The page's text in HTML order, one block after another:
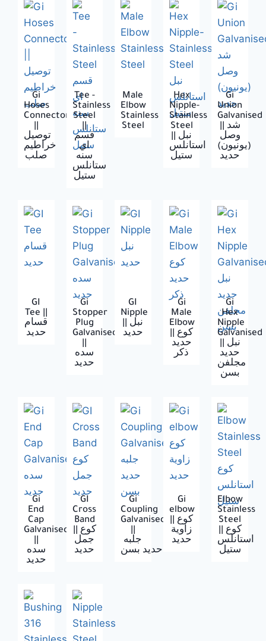
Gi
Hoses
Connector
توصيل
خراطيم
صلب
Tee -
Stainless
Steel
||
قسم
اي
سنه
ستانلس
ستيل
Male
Elbow
Stainless
Steel
Hex
Nipple-
Stainless
Steel
استانلس
ستيل
Gi
Union
Galvanised
وصل
(يونيون)
حديد
GI
Tee ||
قسام
حديد
Gi
Stopper
Plug
Galvanised
سده
GI
Nipple
حديد
Gi
Male
Elbow
حديد
ذكر
Gi
Hex
Nipple
Galvanised
حديد
مجلفن
بسن
Gi
End
Cap
Galvanised
سده
GI
Cross
Band
جمل
حديد
Gi
Coupling
Galvanised
جلبه
حديد بسن
Gi
elbow
زاوية
حديد
Elbow
Stainless
Steel
استانلس
ستيل